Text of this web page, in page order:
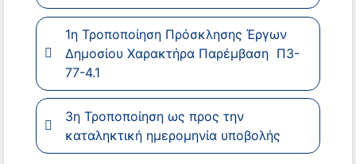
1η Τροποποίηση Πρόσκλησης Έργων
Δημοσίου Χαρακτήρα Παρέμβαση Π3-
77-4.1
3η Τροποποίηση ως προς την
καταληκτική ημερομηνία υποβολής